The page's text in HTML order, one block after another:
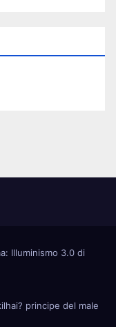
Illuminismo 3.0 di
principe del male